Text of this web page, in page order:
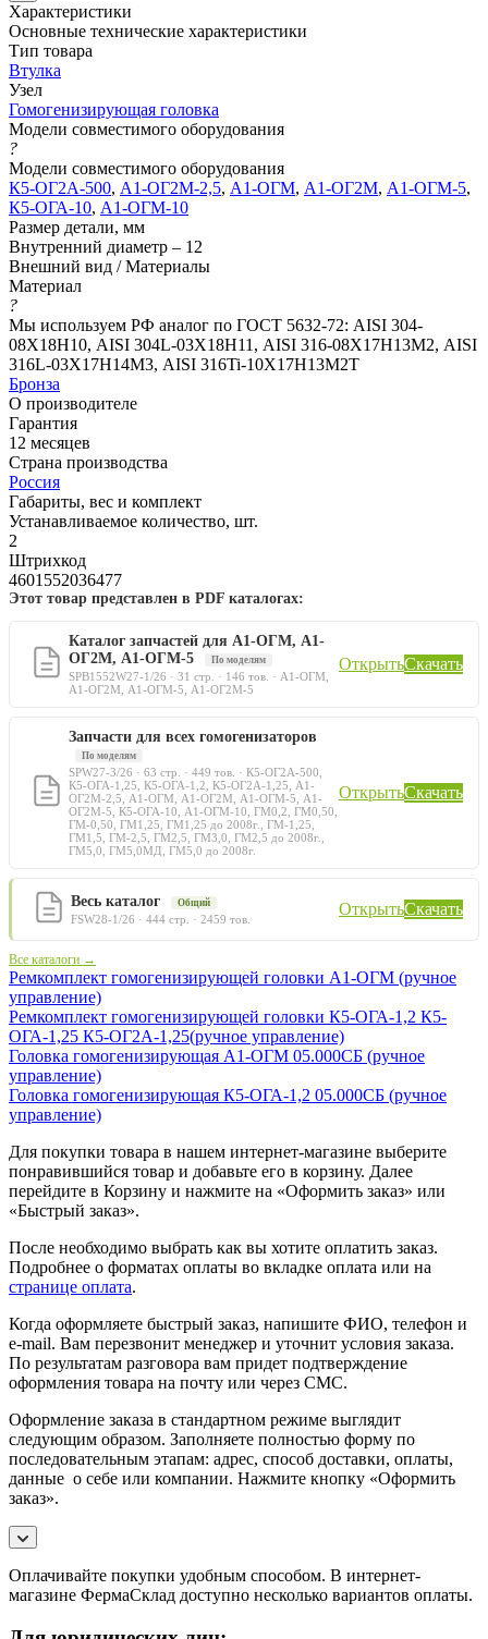
Характеристики
Основные технические характеристики
Тип товара
Втулка
Узел
Гомогенизирующая головка
Модели совместимого оборудования
?
Модели совместимого оборудования
К5-ОГ2А-500, А1-ОГ2М-2,5, А1-ОГМ, А1-ОГ2М, А1-ОГМ-5,
К5-ОГА-10, А1-ОГМ-10
Размер детали, мм
Внутренний диаметр – 12
Внешний вид / Материалы
Материал
?
Мы используем РФ аналог по ГОСТ 5632-72: AISI 304-
08Х18Н10, AISI 304L-03Х18Н11, AISI 316-08Х17Н13М2, AISI
316L-03Х17Н14М3, AISI 316Ti-10Х17Н13М2Т
Бронза
О производителе
Гарантия
12 месяцев
Страна производства
Россия
Габариты, вес и комплект
Устанавливаемое количество, шт.
2
Штрихкод
4601552036477
Этот товар представлен в PDF каталогах:
Каталог запчастей для А1-ОГМ, А1-
ОГ2М, А1-ОГМ-5
По моделям
SPB1552W27-1/26 · 31 стр. · 146 тов. · А1-ОГМ,
А1-ОГ2М, А1-ОГМ-5, А1-ОГ2М-5
ОткрытьСкачать
Запчасти для всех гомогенизаторов
По моделям
SPW27-3/26 · 63 стр. · 449 тов. · К5-ОГ2А-500,
К5-ОГА-1,25, К5-ОГА-1,2, К5-ОГ2А-1,25, А1-
ОГ2М-2,5, А1-ОГМ, А1-ОГ2М, А1-ОГМ-5, А1-
ОГ2М-5, К5-ОГА-10, А1-ОГМ-10, ГМ0,2, ГМ0,50,
ГМ-0,50, ГМ1,25, ГМ1,25 до 2008г., ГМ-1,25,
ГМ1,5, ГМ-2,5, ГМ2,5, ГМ3,0, ГМ2,5 до 2008г.,
ГМ5,0, ГМ5,0МД, ГМ5,0 до 2008г.
ОткрытьСкачать
Весь каталог Общий
FSW28-1/26 · 444 стр. · 2459 тов.
ОткрытьСкачать
Все каталоги →
Ремкомплект гомогенизирующей головки А1-ОГМ (ручное
управление)
Ремкомплект гомогенизирующей головки К5-ОГА-1,2 К5-
ОГА-1,25 К5-ОГ2А-1,25(ручное управление)
Головка гомогенизирующая А1-ОГМ 05.000СБ (ручное
управление)
Головка гомогенизирующая К5-ОГА-1,2 05.000СБ (ручное
управление)
Для покупки товара в нашем интернет-магазине выберите
понравившийся товар и добавьте его в корзину. Далее
перейдите в Корзину и нажмите на «Оформить заказ» или
«Быстрый заказ».
После необходимо выбрать как вы хотите оплатить заказ.
Подробнее о форматах оплаты во вкладке оплата или на
странице оплата.
Когда оформляете быстрый заказ, напишите ФИО, телефон и
e-mail. Вам перезвонит менеджер и уточнит условия заказа.
По результатам разговора вам придет подтверждение
оформления товара на почту или через СМС.
Оформление заказа в стандартном режиме выглядит
следующим образом. Заполняете полностью форму по
последовательным этапам: адрес, способ доставки, оплаты,
данные о себе или компании. Нажмите кнопку «Оформить
заказ».
Оплачивайте покупки удобным способом. В интернет-
магазине ФермаСклад доступно несколько вариантов оплаты.